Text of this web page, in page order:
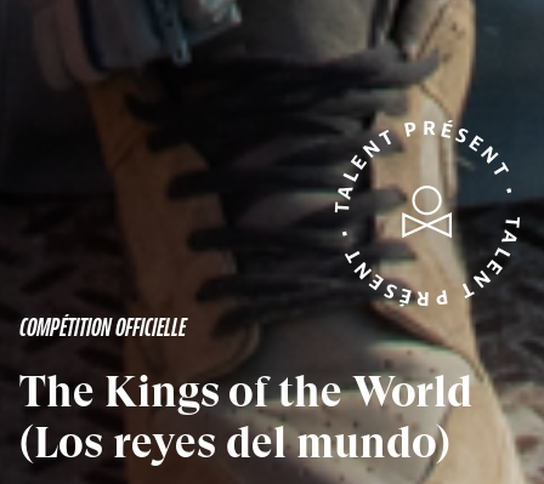
COMPÉTITION OFFICIELLE
The Kings of the World
(Los reyes del mundo)
TALENT PRÉSENT • TALENT PRÉSENT •